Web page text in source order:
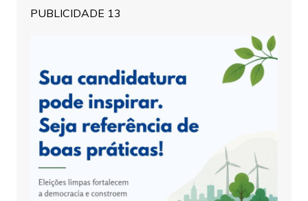
PUBLICIDADE 13